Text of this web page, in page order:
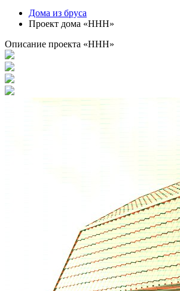
Дома из бруса
Проект дома «HHH»
Описание проекта «HHH»